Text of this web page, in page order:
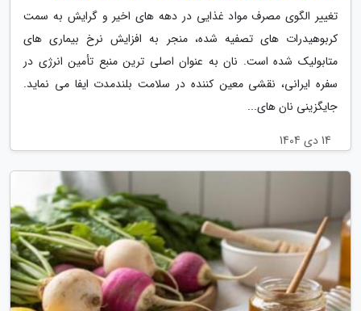
تغییر الگوی مصرف مواد غذایی در دهه های اخیر و گرایش به سمت
کربوهیدرات های تصفیه شده، منجر به افزایش نرخ بیماری های
متابولیک شده است. نان به عنوان اصلی ترین منبع تأمین انرژی در
سفره ایرانی، نقشی معین کننده در سلامت بلندمدت ایفا می نماید.
جایگزینی نان های...
14 دی 1404